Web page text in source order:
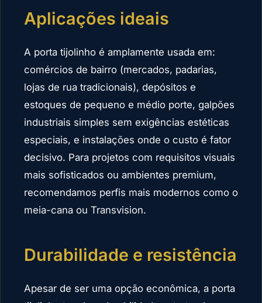
Aplicações ideais
A porta tijolinho é amplamente usada em:
comércios de bairro (mercados, padarias,
lojas de rua tradicionais), depósitos e
estoques de pequeno e médio porte, galpões
industriais simples sem exigências estéticas
especiais, e instalações onde o custo é fator
decisivo. Para projetos com requisitos visuais
mais sofisticados ou ambientes premium,
recomendamos perfis mais modernos como o
meia-cana ou Transvision.
Durabilidade e resistência
Apesar de ser uma opção econômica, a porta